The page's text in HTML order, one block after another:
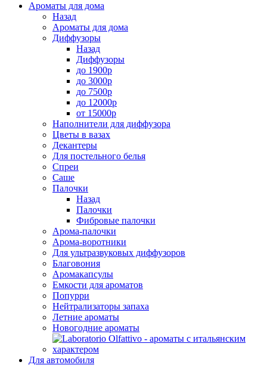
Ароматы для дома
Назад
Ароматы для дома
Диффузоры
Назад
Диффузоры
до 1900р
до 3000р
до 7500р
до 12000р
от 15000р
Наполнители для диффузора
Цветы в вазах
Декантеры
Для постельного белья
Спреи
Саше
Палочки
Назад
Палочки
Фибровые палочки
Арома-палочки
Арома-воротники
Для ультразвуковых диффузоров
Благовония
Аромакапсулы
Емкости для ароматов
Попурри
Нейтрализаторы запаха
Летние ароматы
Новогодние ароматы
Для автомобиля